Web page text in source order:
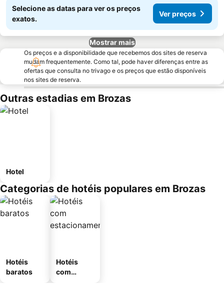
Selecione as datas para ver os preços
exatos.
Ver preços
Mostrar mais
Os preços e a disponibilidade que recebemos dos sites de reserva
mudam frequentemente. Como tal, pode haver diferenças entre as
ofertas que consulta no trivago e os preços que estão disponíveis
nos sites de reserva.
Outras estadias em Brozas
Hotel
Categorias de hotéis populares em Brozas
Hotéis
baratos
Hotéis
com